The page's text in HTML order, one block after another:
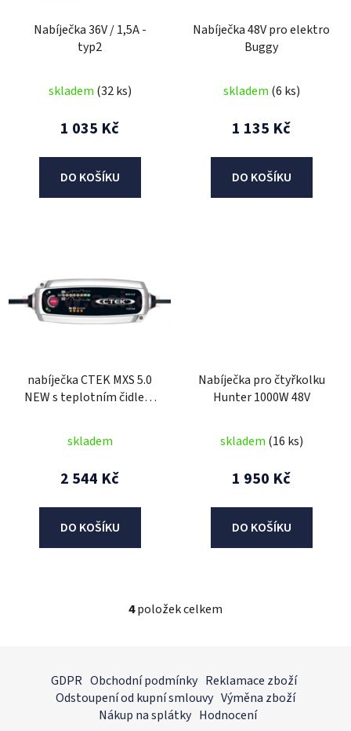
Nabíječka 36V / 1,5A -
typ2
skladem (32 ks)
1 035 Kč
DO KOŠÍKU
Nabíječka 48V pro elektro
Buggy
skladem (6 ks)
1 135 Kč
DO KOŠÍKU
nabíječka CTEK MXS 5.0
NEW s teplotním čidlem
skladem
2 544 Kč
DO KOŠÍKU
Nabíječka pro čtyřkolku
Hunter 1000W 48V
skladem (16 ks)
1 950 Kč
DO KOŠÍKU
O
d
a
c
4položek celkem
GDPR Obchodní podmínky Reklamace zboží
Odstoupení od kupní smlouvy Výměna zboží
Nákup na splátky Hodnocení